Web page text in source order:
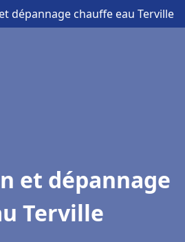
dépannage chauffe eau Terville
et dépannage
Terville